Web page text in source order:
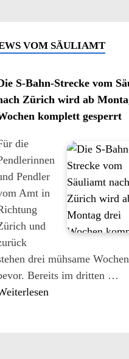
VOM SÄULIAMT
S-Bahn-Strecke vom
Zürich wird ab
komplett gesperrt
die
Pendler
Amt in
und
drei mühsame Wochen
Bereits im dritten …